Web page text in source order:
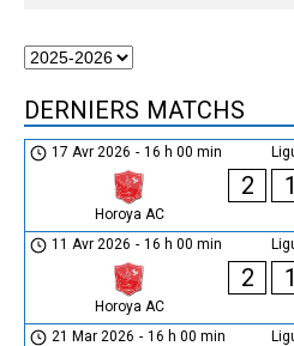
DERNIERS MATCHS
17 Avr 2026 - 16 h 00 min
Horoya AC
2 1
11 Avr 2026 - 16 h 00 min
Horoya AC
2 1
21 Mar 2026 - 16 h 00 min